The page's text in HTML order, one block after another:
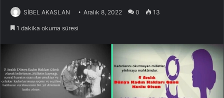
SİBEL AKASLAN Aralık 8, 2022 0 13
1 dakika okuma süresi